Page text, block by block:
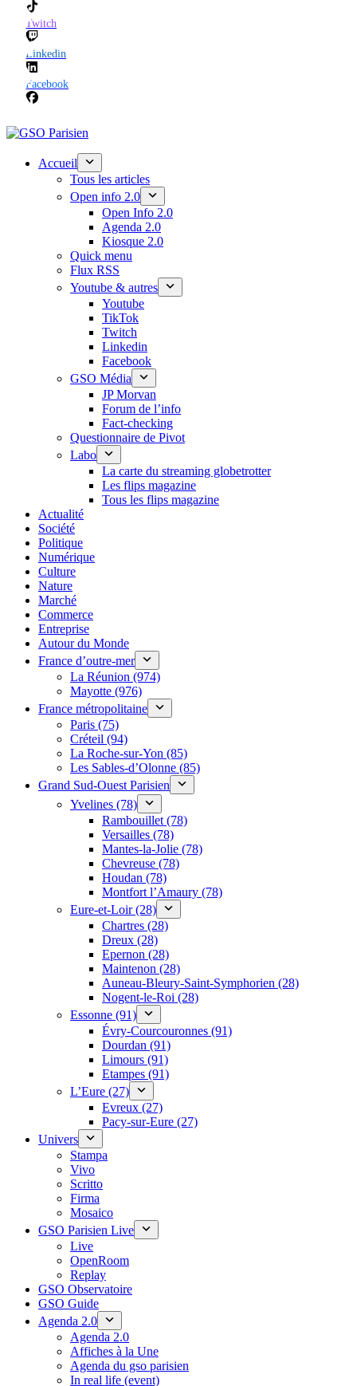
Twitch
Linkedin
Facebook
Accueil
Tous les articles
Open info 2.0
Open Info 2.0
Agenda 2.0
Kiosque 2.0
Quick menu
Flux RSS
Youtube & autres
Youtube
TikTok
Twitch
Linkedin
Facebook
GSO Média
JP Morvan
Forum de l’info
Fact-checking
Questionnaire de Pivot
Labo
La carte du streaming globetrotter
Les flips magazine
Tous les flips magazine
Actualité
Société
Politique
Numérique
Culture
Nature
Marché
Commerce
Entreprise
Autour du Monde
France d’outre-mer
La Réunion (974)
Mayotte (976)
France métropolitaine
Paris (75)
Créteil (94)
La Roche-sur-Yon (85)
Les Sables-d’Olonne (85)
Grand Sud-Ouest Parisien
Yvelines (78)
Rambouillet (78)
Versailles (78)
Mantes-la-Jolie (78)
Chevreuse (78)
Houdan (78)
Montfort l’Amaury (78)
Eure-et-Loir (28)
Chartres (28)
Dreux (28)
Epernon (28)
Maintenon (28)
Auneau-Bleury-Saint-Symphorien (28)
Nogent-le-Roi (28)
Essonne (91)
Évry-Courcouronnes (91)
Dourdan (91)
Limours (91)
Etampes (91)
L’Eure (27)
Evreux (27)
Pacy-sur-Eure (27)
Univers
Stampa
Vivo
Scritto
Firma
Mosaico
GSO Parisien Live
Live
OpenRoom
Replay
GSO Observatoire
GSO Guide
Agenda 2.0
Agenda 2.0
Affiches à la Une
Agenda du gso parisien
In real life (event)